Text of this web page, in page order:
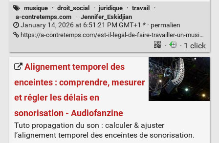
musique · droit_social · juridique · travail
·
a-contretemps.com
· Jennifer_Eskidjian
January 14, 2026 at 6:51:21 PM GMT+1 * · permalien
https://a-contretemps.com/est-il-legal-de-faire-travailler-un-musicien-gratuitement/
· · 1 click
Alignement temporel des
enceintes : comprendre, mesurer
et régler les délais en
sonorisation - Audiofanzine
Tuto propagation du son : calculer & ajuster
l’alignement temporel des enceintes de sonorisation.